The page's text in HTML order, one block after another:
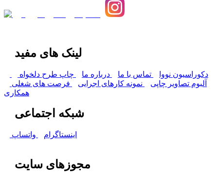
لینک های مفید
دکوراسیون نووا تماس با ما درباره ما
چاپ طرح دلخواه
آلبوم تصاویر چاپی
نمونه کارهای اجرایی
فرصت های شغلی
همکاری
شبکه اجتماعی
اینستاگرام واتساپ
مجوزهای سایت